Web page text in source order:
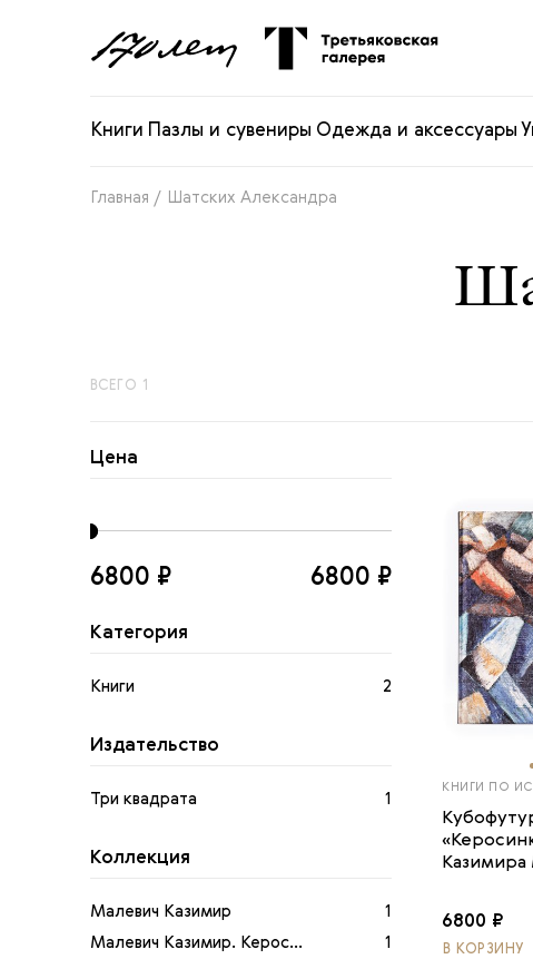
Книги Пазлы и сувениры Одежда и аксессуары
Главная / Шатских Александра
ВСЕГО 1
Цена
6800 ₽ 6800 ₽
Kaтегория
Книги 2
Издательство
Три квадрата 1
Коллекция
Малевич Казимир
1
Малевич Казимир. Керос...
1
КНИГИ ПО
6800 ₽
В КОРЗИНУ